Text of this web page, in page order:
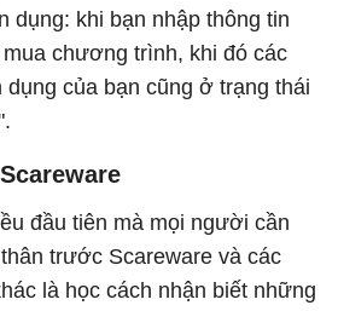
dụng: khi bạn nhập thông tin
chương trình, khi đó các
dụng của bạn cũng ở trạng thái
đầu tiên mà mọi người cần
trước Scareware và các
là học cách nhận biết những